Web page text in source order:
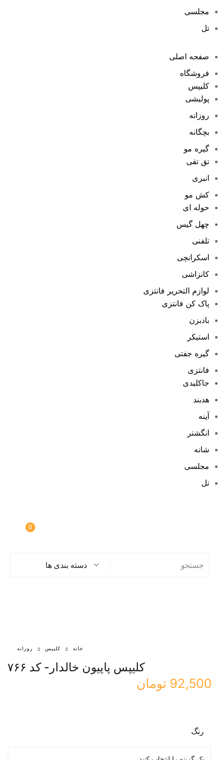
مجلسی
تل
صفحه اصلی
فروشگاه
کلیپس
پولیشی
روزانه
بچگانه
گیره مو
تق تقی
انبری
کش مو
حوله ای
چهل گیس
تلفنی
اسکرانچی
کانزاشی
لوازم التحریر فانتزی
پاک کن فانتزی
بادبزن
استیکر
گیره جفتی
فانتزی
جاکلیدی
هدبند
آینه
انگشتر
شانه
مجلسی
تل
0
دسته بندی ها
خانه کلیپس روزانه
کلیپس پاپیون خالدار- کد ۷۶۶
92,500 تومان
رنگ